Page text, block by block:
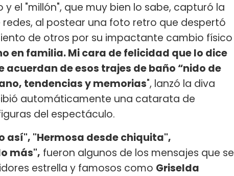
el "millón", que muy bien lo sabe, capturó la
al postear una foto retro que despertó
de otros por su impactante cambio físico
en familia. Mi cara de felicidad que lo dice
de esos trajes de baño “nido de
tendencias y memorias", lanzó la diva
automáticamente una catarata de
del espectáculo.
así", "Hermosa desde chiquita",
más", fueron algunos de los mensajes que se
estrella y famosos como Griselda